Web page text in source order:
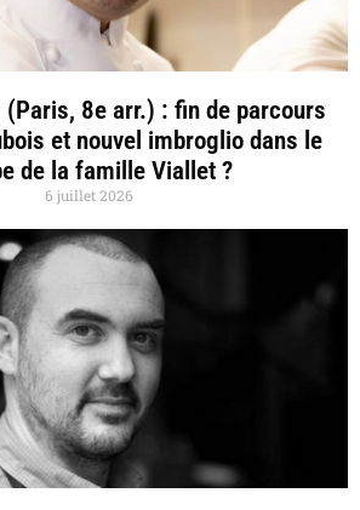
(Paris, 8e arr.) : fin de parcours
et nouvel imbroglio dans le
de la famille Viallet ?
6 juillet 2026